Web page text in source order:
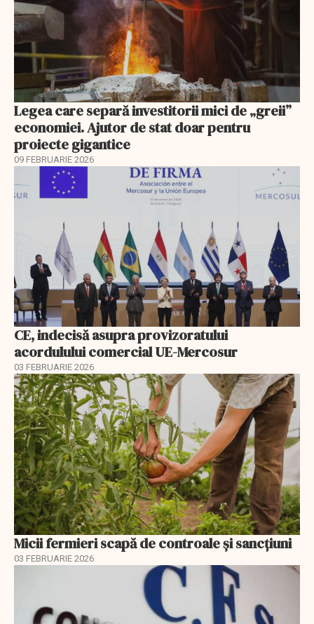
Legea care separă investitorii mici de „greii”
economiei. Ajutor de stat doar pentru
proiecte gigantice
09 FEBRUARIE 2026
CE, indecisă asupra provizoratului
acordulului comercial UE-Mercosur
03 FEBRUARIE 2026
Micii fermieri scapă de controale și sancțiuni
03 FEBRUARIE 2026